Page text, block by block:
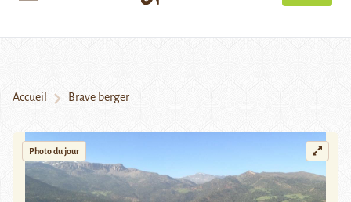
Accueil Brave berger
Photo du jour